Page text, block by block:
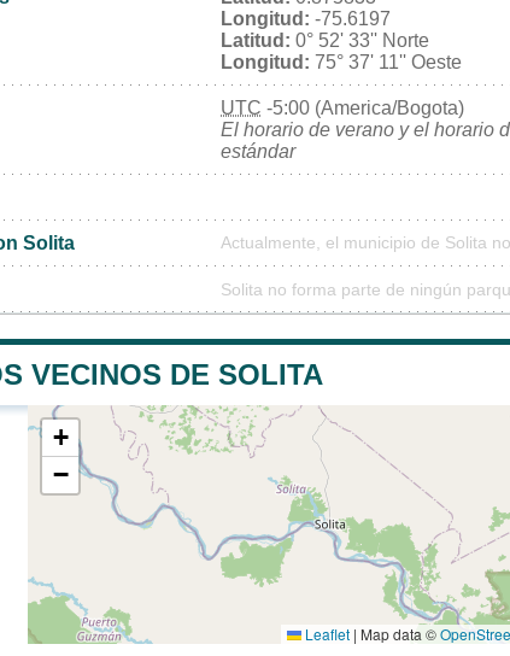
Longitud: -75.6197
Latitud: 0° 52' 33'' Norte
Longitud: 75° 37' 11'' Oeste
UTC -5:00 (America/Bogota)
El horario de verano y el horario
estándar
Solita Actualmente, el municipio de Solita
Solita no forma parte de ningún
VECINOS DE SOLITA
+
−
Leaflet | Map data ©